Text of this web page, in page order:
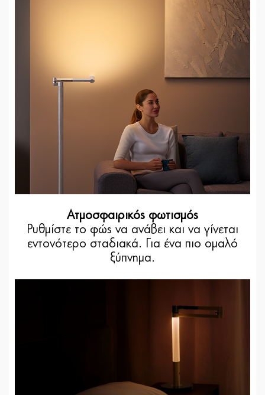
Ατμοσφαιρικός φωτισμός
Ρυθμίστε το φώς να ανάβει και να γίνεται
εντονότερο σταδιακά. Για ένα πιο ομαλό
ξύπνημα.